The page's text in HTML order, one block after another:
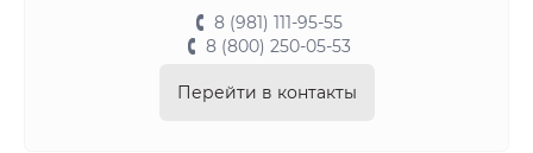
8 (981) 111-95-55
8 (800) 250-05-53
Перейти в контакты